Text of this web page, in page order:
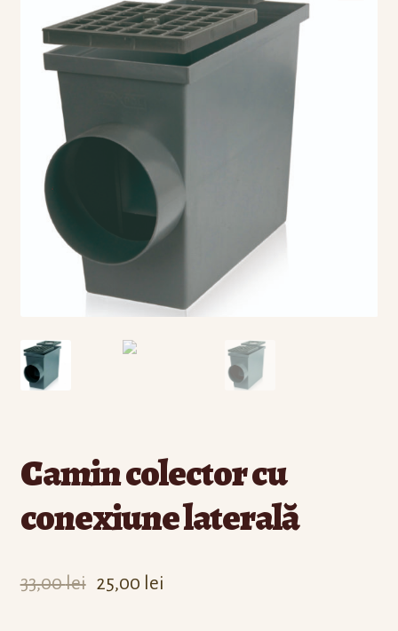
Politica Cookies
Politică de confidențialitate
Sitemap
Termeni și condiții
Camin colector cu
conexiune laterală
33,00lei 25,00 lei